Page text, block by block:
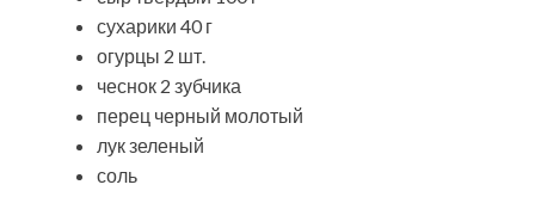
сухарики 40 г
огурцы 2 шт.
чеснок 2 зубчика
перец черный молотый
лук зеленый
соль